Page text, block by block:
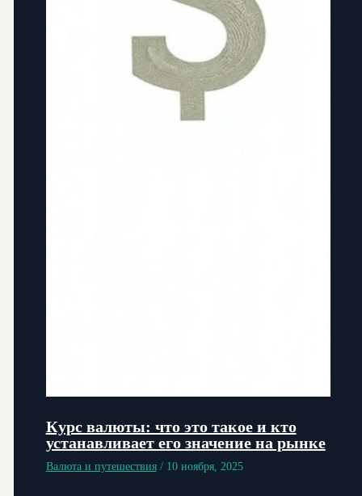
Курс валюты: что это такое и кто
устанавливает его значение на рынке
Валюта и путешествия/ 10 ноября, 2025